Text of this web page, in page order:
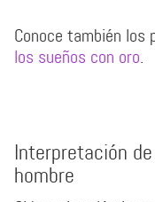
Conoce también los
los sueños con oro.
Interpretación
hombre